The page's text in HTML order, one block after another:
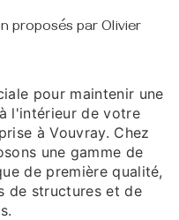
proposés par Olivier
pour maintenir une
l'intérieur de votre
à Vouvray. Chez
une gamme de
de première qualité,
de structures et de